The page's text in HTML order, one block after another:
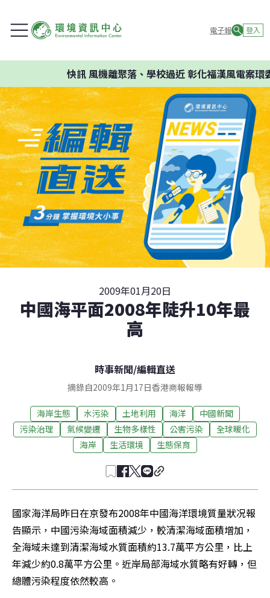
電子報 登入
快訊風機離聚落、學校過近 彰化福漢風電案環委
2009年01月20日
中國海平面2008年陡升10年最
高
時事新聞/編輯直送
摘錄自2009年1月17日香港商報報導
海岸生態 水污染 土地利用 海洋
中國新聞
污染治理
氣候變遷 生物多樣性 公害污染
全球暖化
海岸
生活環境 生態保育
國家海洋局昨日在京發布2008年中國海洋環境質量狀况報
告顯示，中國污染海域面積減少，較清潔海域面積增加，
全海域未達到清潔海域水質面積約13.7萬平方公里，比上
年減少約0.8萬平方公里。近岸局部海域水質略有好轉，但
總體污染程度依然較高。